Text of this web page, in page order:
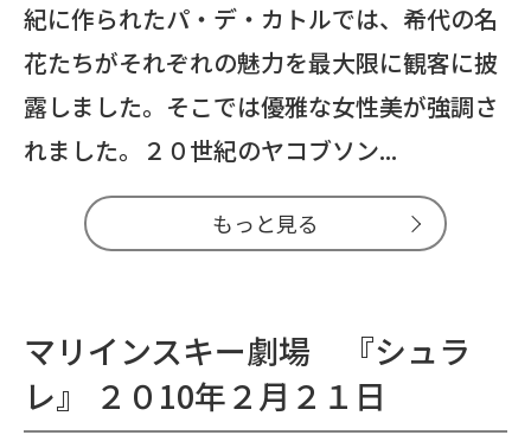
紀に作られたパ・デ・カトルでは、希代の名
花たちがそれぞれの魅力を最大限に観客に披
露しました。そこでは優雅な女性美が強調さ
れました。２０世紀のヤコブソン...
もっと見る
マリインスキー劇場 『シュラ
レ』 ２０10年２月２１日